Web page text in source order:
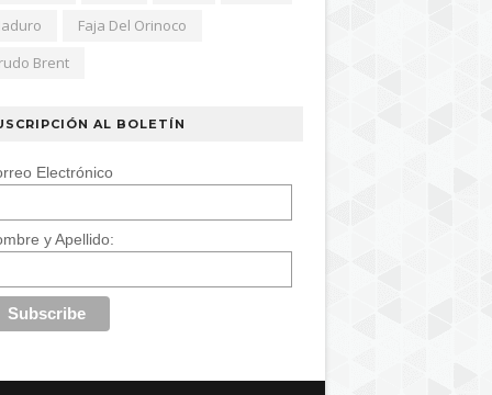
Faja Del Orinoco
Brent
AL BOLETÍN
Electrónico
y Apellido: